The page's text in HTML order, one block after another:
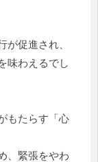
が促進され、
味わえるでし
もたらす「心
、緊張をやわ